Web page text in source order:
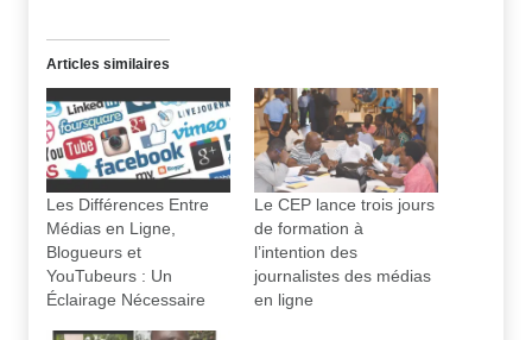
Articles similaires
Les Différences Entre
Médias en Ligne,
Blogueurs et
YouTubeurs : Un
Éclairage Nécessaire
Le CEP lance trois jours
de formation à
l’intention des
journalistes des médias
en ligne